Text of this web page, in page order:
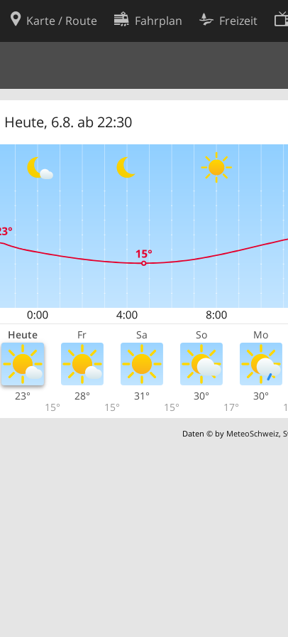
Karte / Route Fahrplan Freizeit
Heute, 6.8. ab 22:30
Heute Fr Sa So Mo
23°
15°
28°
15°
31°
15°
30°
17°
30°
Daten © by MeteoSchweiz,
Cookie-Einstellungen